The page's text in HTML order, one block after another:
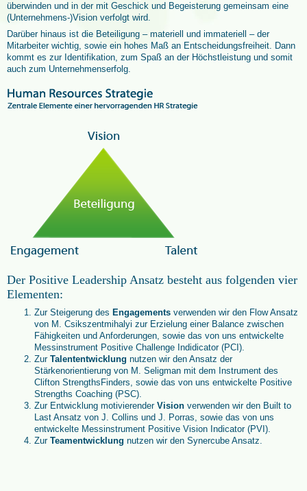
überwinden und in der mit Geschick und Begeisterung gemeinsam eine
(Unternehmens-)Vision verfolgt wird.
Darüber hinaus ist die Beteiligung – materiell und immateriell – der
Mitarbeiter wichtig, sowie ein hohes Maß an Entscheidungsfreiheit. Dann
kommt es zur Identifikation, zum Spaß an der Höchstleistung und somit
auch zum Unternehmenserfolg.
Der Positive Leadership Ansatz besteht aus folgenden vier
Elementen:
Zur Steigerung des Engagements verwenden wir den Flow Ansatz
von M. Csikszentmihalyi zur Erzielung einer Balance zwischen
Fähigkeiten und Anforderungen, sowie das von uns entwickelte
Messinstrument Positive Challenge Indidicator (PCI).
Zur Talententwicklung nutzen wir den Ansatz der
Stärkenorientierung von M. Seligman mit dem Instrument des
Clifton StrengthsFinders, sowie das von uns entwickelte Positive
Strengths Coaching (PSC).
Zur Entwicklung motivierender Vision verwenden wir den Built to
Last Ansatz von J. Collins und J. Porras, sowie das von uns
entwickelte Messinstrument Positive Vision Indicator (PVI).
Zur Teamentwicklung nutzen wir den Synercube Ansatz.